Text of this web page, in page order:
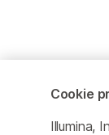
Cookie
Illumina,